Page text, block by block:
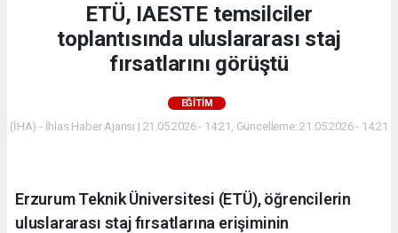
Yeni
ETÜ, IAESTE temsilciler
toplantısında uluslararası staj
fırsatlarını görüştü
EĞITIM
(İHA) - İhlas Haber Ajansı | 21.05.2026 - 14:21, Güncelleme: 21.05.2026 - 14:21
Erzurum Teknik Üniversitesi (ETÜ), öğrencilerin
uluslararası staj fırsatlarına erişiminin